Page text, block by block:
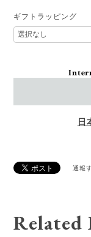
ギフトラッピング
日
通報
Related